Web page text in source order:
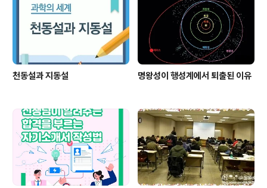
천동설과 지동설 명왕성이 행성계에서 퇴출된 이유